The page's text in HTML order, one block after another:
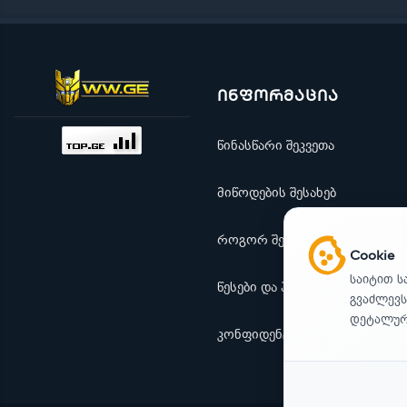
ინფორმაცია
წინასწარი შეკვეთა
მიწოდების შესახებ
როგორ შევიძინო
წესები და პირობები
კონფიდენციალურობა
Cookie
საიტით